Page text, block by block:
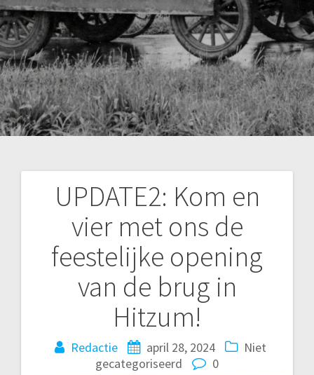
UPDATE2: Kom en
vier met ons de
feestelijke opening
van de brug in
Hitzum!
Redactie april 28, 2024
Niet
gecategoriseerd
0
Bericht
navigatie